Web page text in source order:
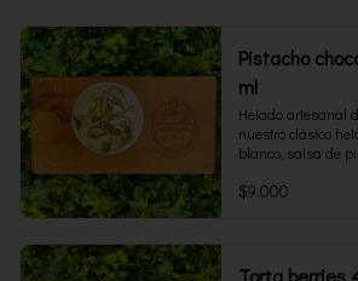
Pistacho
ml
Helado artesanal
nuestro clásico
blanco, salsa de
pistacho. Envase
porciones.
$9.000
Torta berries